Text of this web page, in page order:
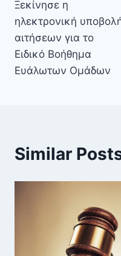
Ξεκίνησε η
ηλεκτρονική
αιτήσεων για το
Ειδικό Βοήθημα
Ευάλωτων Ομάδων
Similar